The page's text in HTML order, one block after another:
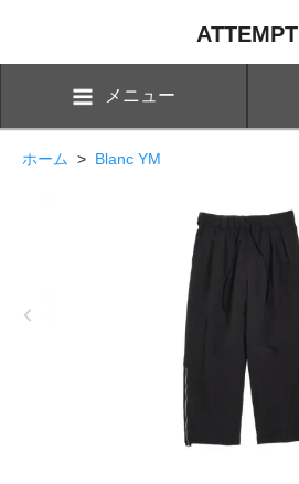
ATTEMPT
メニュー
ホーム > Blanc YM